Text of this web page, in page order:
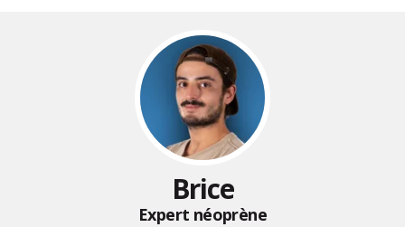
Brice
Expert néoprène